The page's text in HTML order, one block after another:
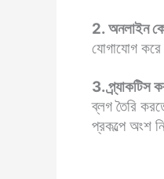
2. অনলাইন
যোগাযোগ
3. প্র্যাকটিস
ব্লগ তৈরি
প্রকল্পে অংশ